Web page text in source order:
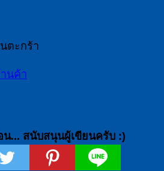
ตะกร้า
นค้า
น... สนับสนุนผู้เขียนครับ :)